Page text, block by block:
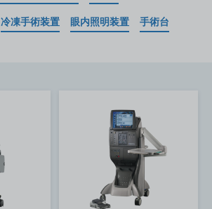
冷凍手術装置 眼内照明装置 手術台